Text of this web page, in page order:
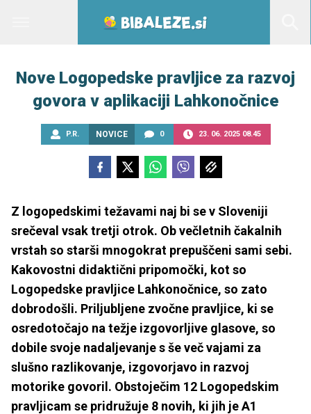
Nove Logopedske pravljice za razvoj
govora v aplikaciji Lahkonočnice
P.R. NOVICE 0 23. 06. 2025 08.45
Z logopedskimi težavami naj bi se v Sloveniji
srečeval vsak tretji otrok. Ob večletnih čakalnih
vrstah so starši mnogokrat prepuščeni sami sebi.
Kakovostni didaktični pripomočki, kot so
Logopedske pravljice Lahkonočnice, so zato
dobrodošli. Priljubljene zvočne pravljice, ki se
osredotočajo na težje izgovorljive glasove, so
dobile svoje nadaljevanje s še več vajami za
slušno razlikovanje, izgovorjavo in razvoj
motorike govoril. Obstoječim 12 Logopedskim
pravljicam se pridružuje 8 novih, ki jih je A1